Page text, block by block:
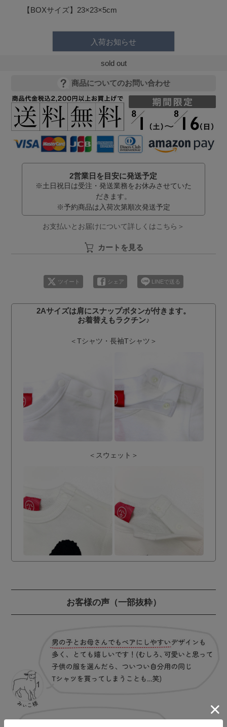
【BOXサイズ】23×23×5cm
入荷お知らせ
sold out
商品についてのお問い合わせ
2営業日を目安に発送予定
※土日祝日は受注・発送業務をお休みさせていた
だきます。
※予約商品は入荷次第順次発送予定
お支払いとお届けについて詳しくはこちら＞
カートを見る
ツイート シェア LINEで送る
2Aサイズは肩にスナップボタンが付きます。
お着替えもラクチン♪
＜Tシャツ・長袖Tシャツ＞
＜スウェット＞
お客様の声（一部抜粋）